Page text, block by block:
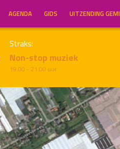
AGENDA GIDS UITZENDING
Straks:
Non-stop muziek
19.00 - 21.00 uur